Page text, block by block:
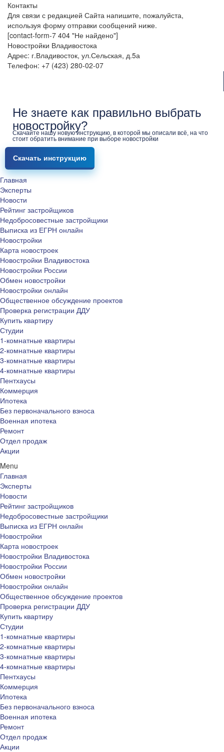
Контакты
Для связи с редакцией Сайта напишите, пожалуйста,
используя форму отправки сообщений ниже.
[contact-form-7 404 "Не найдено"]
Новостройки Владивостока
Адрес: г.Владивосток, ул.Сельская, д.5а
Телефон: +7 (423) 280-02-07
Не знаете как правильно выбрать
новостройку?
Скачайте нашу новую инструкцию, в которой мы описали всё, на что
стоит обратить внимание при выборе новостройки
Скачать инструкцию
Главная
Эксперты
Новости
Рейтинг застройщиков
Недобросовестные застройщики
Выписка из ЕГРН онлайн
Новостройки
Карта новостроек
Новостройки Владивостока
Новостройки России
Обмен новостройки
Новостройки онлайн
Общественное обсуждение проектов
Проверка регистрации ДДУ
Купить квартиру
Студии
1-комнатные квартиры
2-комнатные квартиры
3-комнатные квартиры
4-комнатные квартиры
Пентхаусы
Коммерция
Ипотека
Без первоначального взноса
Военная ипотека
Ремонт
Отдел продаж
Акции
Menu
Главная
Эксперты
Новости
Рейтинг застройщиков
Недобросовестные застройщики
Выписка из ЕГРН онлайн
Новостройки
Карта новостроек
Новостройки Владивостока
Новостройки России
Обмен новостройки
Новостройки онлайн
Общественное обсуждение проектов
Проверка регистрации ДДУ
Купить квартиру
Студии
1-комнатные квартиры
2-комнатные квартиры
3-комнатные квартиры
4-комнатные квартиры
Пентхаусы
Коммерция
Ипотека
Без первоначального взноса
Военная ипотека
Ремонт
Отдел продаж
Акции